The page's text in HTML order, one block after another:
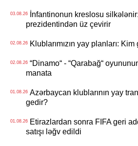
03.08.26İnfantinonun kreslosu
prezidentindən üz çevirir
02.08.26Klublarımızın yay planları:
02.08.26“Dinamo“ - “Qarabağ“
manata
01.08.26Azərbaycan klublarının yay
gedir?
01.08.26Etirazlardan sonra FIFA geri
satışı ləğv edildi